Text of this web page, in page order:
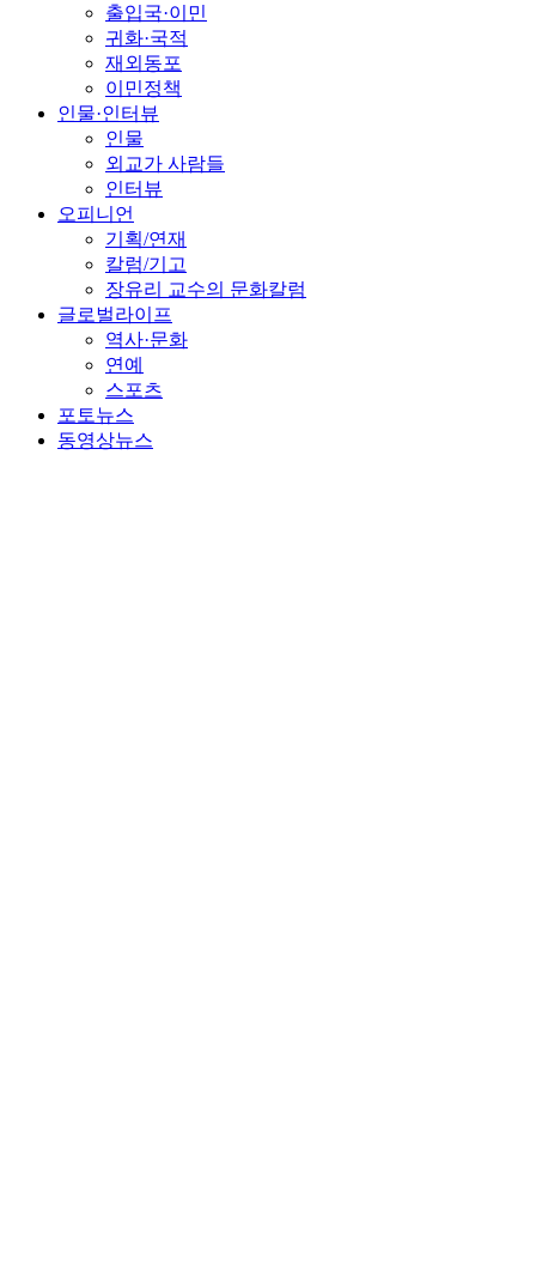
출입국·이민
귀화·국적
재외동포
이민정책
인물·인터뷰
인물
외교가 사람들
인터뷰
오피니언
기획/연재
칼럼/기고
장유리 교수의 문화칼럼
글로벌라이프
역사·문화
연예
스포츠
포토뉴스
동영상뉴스